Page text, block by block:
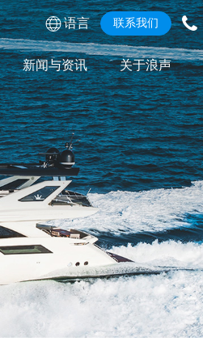
语言 联系我们
新闻与资讯 关于浪声